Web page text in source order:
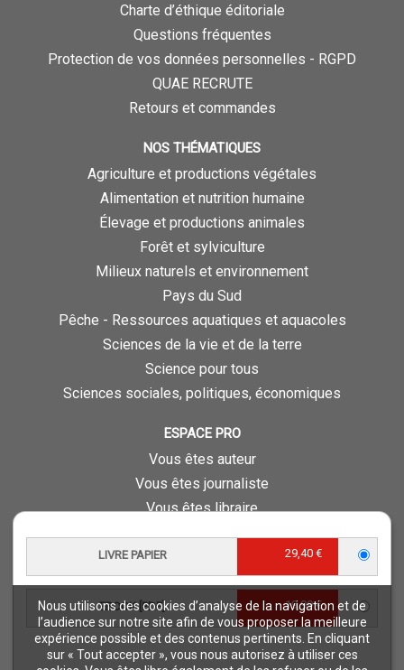
Nous utilisons des cookies d’analyse de la navigation et de
l’audience sur notre site afin de vous proposer la meilleure
expérience possible et des contenus pertinents. En cliquant
sur « Tout accepter », vous nous autorisez à utiliser ces
LIVRE PAPIER 29,40 €
EBOOK [PDF] 19,99 €
Charte d’éthique éditoriale
Questions fréquentes
Protection de vos données personnelles - RGPD
QUAE RECRUTE
Retours et commandes
NOS THÉMATIQUES
Agriculture et productions végétales
Alimentation et nutrition humaine
Élevage et productions animales
Forêt et sylviculture
Milieux naturels et environnement
Pays du Sud
Pêche - Ressources aquatiques et aquacoles
Sciences de la vie et de la terre
Science pour tous
Sciences sociales, politiques, économiques
ESPACE PRO
Vous êtes auteur
Vous êtes journaliste
Vous êtes libraire
Foreign rights
Procédure d'évaluation
NOTRE SITE
Quae © 2018